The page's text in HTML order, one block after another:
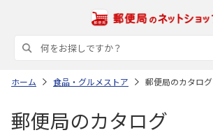
ホーム 食品・グルメストア 郵便局のカタログ
郵便局のカタログ